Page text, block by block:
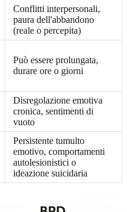
Conflitti interpersonali,
paura dell'abbandono
(reale o percepita)
Può essere prolungata,
durare ore o giorni
Disregolazione emotiva
cronica, sentimenti di
vuoto
Persistente tumulto
emotivo, comportamenti
autolesionistici o
ideazione suicidaria